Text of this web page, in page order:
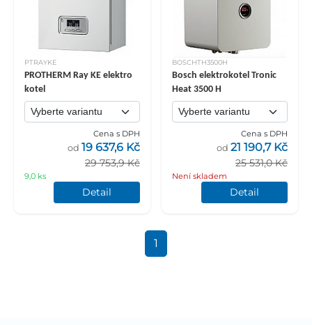
PTRAYKE
PROTHERM Ray KE elektro
kotel
Cena s DPH
29 753,9 Kč
od 19 637,6 Kč
9,0 ks
Detail
BOSCHTH3500H
Bosch elektrokotel Tronic
Heat 3500 H
Cena s DPH
25 531,0 Kč
od 21 190,7 Kč
Není skladem
Detail
1